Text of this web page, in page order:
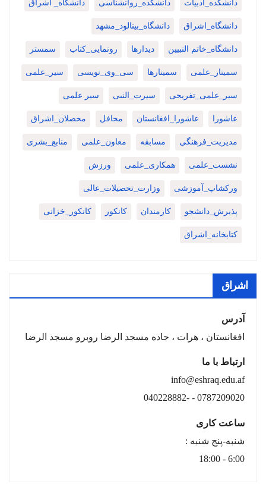
دانشکده_ادبیات دانشکده_روانشناسی دانشگاه_ اشراق
دانشگاه_اشراق دانشگاه_بینالود_مشهد
دانشگاه_خاتم النبیین دیدارها رونمایی_کتاب سمستر
سمینار_علمی سمینارها سی_وی_نویسی سیر_علمی
سیر_علمی_تفریحی سیرت_النبی سیر علمی
عاشورا عاشورا_افغانستان محافل محصلان_اشراق
مدیریت_فرهنگی مسابقه معاون_علمی منابع_بشری
نشست_علمی همکاری_علمی ورزش
ورکشاپ_آموزشی وزارت_تحصیلات_عالی
پذیرش_دانشجو کارمندان کانکور کانکور_خزانی
کتابخانه_اشراق
اشراق
آدرس
افغانستان ، هرات ، جاده مسجد الرضا روبرو مسجد الرضا
ارتباط با ما
info@eshraq.edu.af
0787209020 - -040228882
ساعت کاری
شنبه-پنج شنبه :
6:00 - 18:00